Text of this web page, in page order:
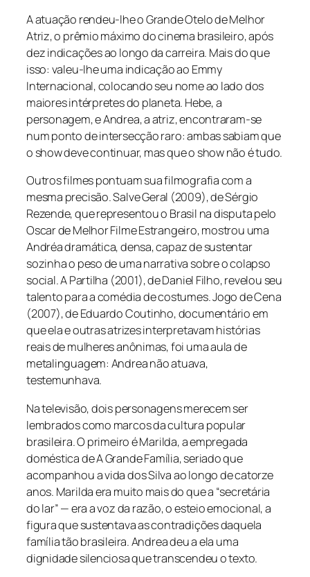
A atuação rendeu-lhe o Grande Otelo de Melhor
Atriz, o prêmio máximo do cinema brasileiro, após
dez indicações ao longo da carreira. Mais do que
isso: valeu-lhe uma indicação ao Emmy
Internacional, colocando seu nome ao lado dos
maiores intérpretes do planeta. Hebe, a
personagem, e Andrea, a atriz, encontraram-se
num ponto de intersecção raro: ambas sabiam que
o show deve continuar, mas que o show não é tudo.
Outros filmes pontuam sua filmografia com a
mesma precisão.Salve Geral (2009), de Sérgio
Rezende, que representou o Brasil na disputa pelo
Oscar de Melhor Filme Estrangeiro, mostrou uma
Andréa dramática, densa, capaz de sustentar
sozinha o peso de uma narrativa sobre o colapso
social.A Partilha (2001), de Daniel Filho, revelou seu
talento para a comédia de costumes.Jogo de Cena
(2007), de Eduardo Coutinho, documentário em
que ela e outras atrizes interpretavam histórias
reais de mulheres anônimas, foi uma aula de
metalinguagem: Andrea não atuava,
testemunhava.
Na televisão, dois personagens merecem ser
lembrados como marcos da cultura popular
brasileira. O primeiro é Marilda, a empregada
doméstica deA Grande Família, seriado que
acompanhou a vida dos Silva ao longo de catorze
anos. Marilda era muito mais do que a “secretária
do lar” — era a voz da razão, o esteio emocional, a
figura que sustentava as contradições daquela
família tão brasileira. Andrea deu a ela uma
dignidade silenciosa que transcendeu o texto.